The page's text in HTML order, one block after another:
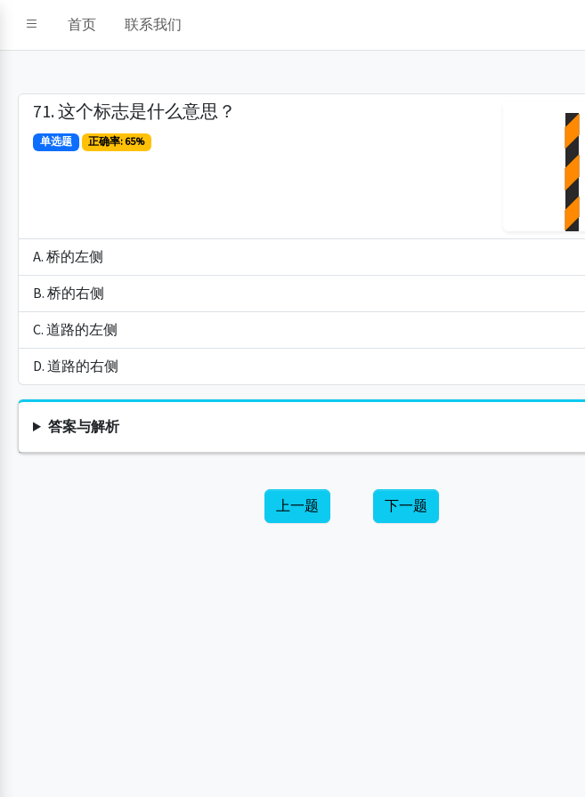
首页 联系我们
71. 这个标志是什么意思？
单选题 正确率: 65%
A. 桥的左侧
B. 桥的右侧
C. 道路的左侧
D. 道路的右侧
答案与解析
上一题 下一题